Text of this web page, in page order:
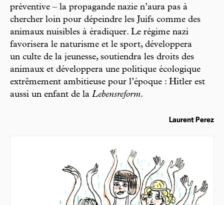
préventive – la propagande nazie n’aura pas à
chercher loin pour dépeindre les Juifs comme des
animaux nuisibles à éradiquer. Le régime nazi
favorisera le naturisme et le sport, développera
un culte de la jeunesse, soutiendra les droits des
animaux et développera une politique écologique
extrêmement ambitieuse pour l’époque : Hitler est
aussi un enfant de la Lebensreform.
Laurent Perez